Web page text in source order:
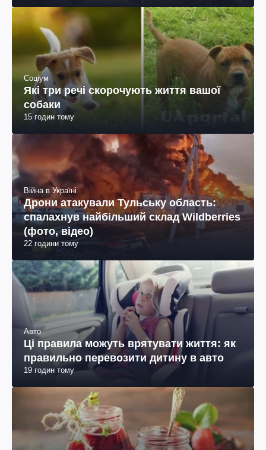
Соціум
Які три речі скорочують життя вашої
собаки
15 годин тому
Війна в Україні
Дрони атакували Тульську область:
спалахнув найбільший склад Wildberries
(фото, відео)
22 години тому
Авто
Ці правила можуть врятувати життя: як
правильно перевозити дитину в авто
19 годин тому